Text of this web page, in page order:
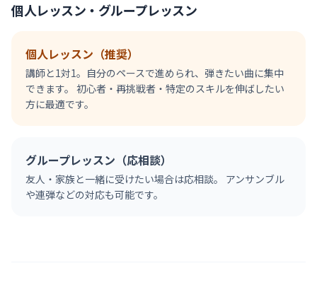
個人レッスン・グループレッスン
個人レッスン（推奨）
講師と1対1。自分のペースで進められ、弾きたい曲に集中
できます。 初心者・再挑戦者・特定のスキルを伸ばしたい
方に最適です。
グループレッスン（応相談）
友人・家族と一緒に受けたい場合は応相談。 アンサンブル
や連弾などの対応も可能です。